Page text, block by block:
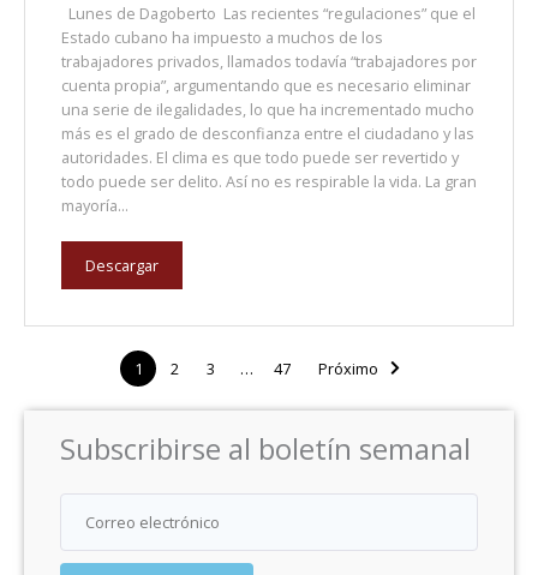
Lunes de Dagoberto Las recientes “regulaciones” que el
Estado cubano ha impuesto a muchos de los
trabajadores privados, llamados todavía “trabajadores por
cuenta propia”, argumentando que es necesario eliminar
una serie de ilegalidades, lo que ha incrementado mucho
más es el grado de desconfianza entre el ciudadano y las
autoridades. El clima es que todo puede ser revertido y
todo puede ser delito. Así no es respirable la vida. La gran
mayoría...
Descargar
1 2 3 … 47 Próximo
Subscribirse al boletín semanal